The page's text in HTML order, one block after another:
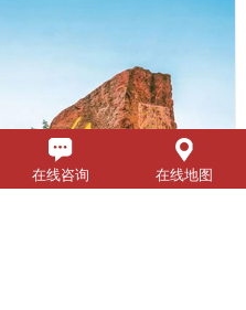
在线咨询 在线地图